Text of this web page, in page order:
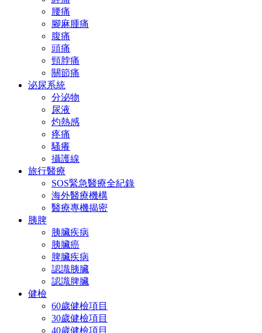
腰痛
腳麻腫痛
腹痛
頭痛
頸脖痛
關節痛
泌尿系統
分泌物
尿液
灼熱感
疼痛
騷癢
攝護線
旅行醫療
SOS緊急醫療全紀錄
海外醫療機構
醫療專機揭密
胰脾
胰臟疾病
胰臟癌
脾臟疾病
認識胰臟
認識脾臟
健檢
60歲健檢項目
30歲健檢項目
40歲健檢項目